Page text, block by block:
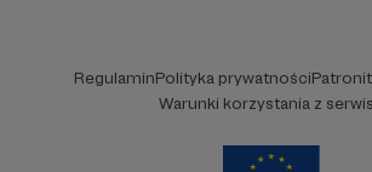
RegulaminPolityka prywatności
Warunki korzystania z